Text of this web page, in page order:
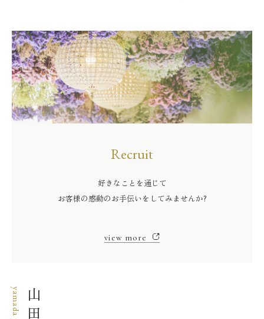
Recruit
好きなことを通じて
お客様の感動のお手伝いをしてみませんか?
view more